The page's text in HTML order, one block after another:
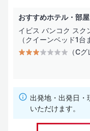
おすすめホテル・部
イビス バンコク スク
（クイーンベッド1
（Cグ
出発地・出発日・
いただけます。